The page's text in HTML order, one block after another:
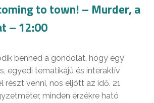
to town! – Murder, a
– 12:00
benned a gondolat, hogy egy
egyedi tematikájú és interaktív
részt venni, nos eljött az idő. 21
minden érzékre ható